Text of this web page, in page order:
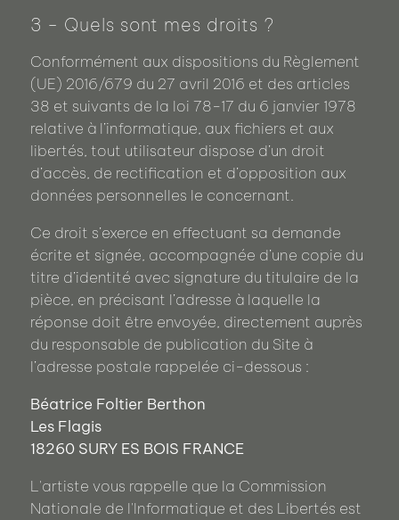
3 - Quels sont mes droits ?
Conformément aux dispositions du Règlement
(UE) 2016/679 du 27 avril 2016 et des articles
38 et suivants de la loi 78-17 du 6 janvier 1978
relative à l’informatique, aux fichiers et aux
libertés, tout utilisateur dispose d’un droit
d’accès, de rectification et d’opposition aux
données personnelles le concernant.
Ce droit s’exerce en effectuant sa demande
écrite et signée, accompagnée d’une copie du
titre d’identité avec signature du titulaire de la
pièce, en précisant l’adresse à laquelle la
réponse doit être envoyée, directement auprès
du responsable de publication du Site à
l’adresse postale rappelée ci-dessous :
Béatrice Foltier Berthon
Les Flagis
18260 SURY ES BOIS FRANCE
L'artiste vous rappelle que la Commission
Nationale de l'Informatique et des Libertés est